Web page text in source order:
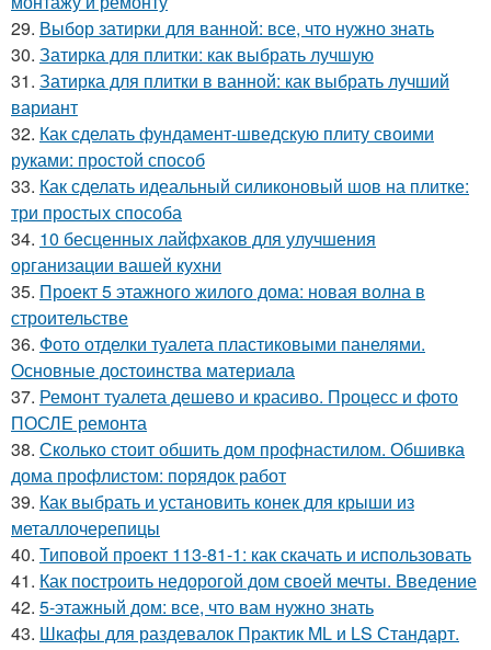
29. Выбор затирки для ванной: все, что нужно знать
30. Затирка для плитки: как выбрать лучшую
31. Затирка для плитки в ванной: как выбрать лучший
вариант
32. Как сделать фундамент-шведскую плиту своими
руками: простой способ
33. Как сделать идеальный силиконовый шов на плитке:
три простых способа
34. 10 бесценных лайфхаков для улучшения
организации вашей кухни
35. Проект 5 этажного жилого дома: новая волна в
строительстве
36. Фото отделки туалета пластиковыми панелями.
Основные достоинства материала
37. Ремонт туалета дешево и красиво. Процесс и фото
ПОСЛЕ ремонта
38. Сколько стоит обшить дом профнастилом. Обшивка
дома профлистом: порядок работ
39. Как выбрать и установить конек для крыши из
металлочерепицы
40. Типовой проект 113-81-1: как скачать и использовать
41. Как построить недорогой дом своей мечты. Введение
42. 5-этажный дом: все, что вам нужно знать
43. Шкафы для раздевалок Практик ML и LS Стандарт.